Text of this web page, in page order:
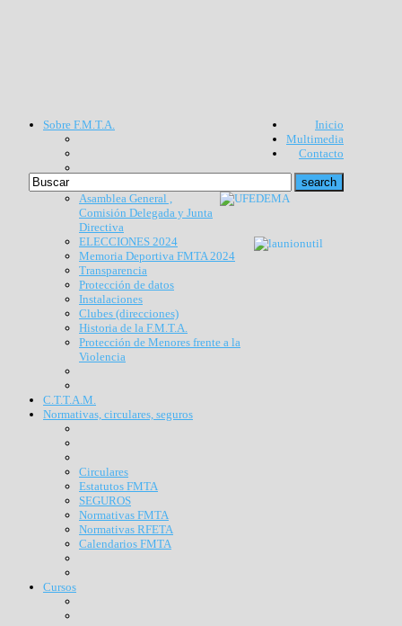
Inicio
Multimedia
Contacto
Sobre F.M.T.A.
Asamblea General ,
Comisión Delegada y Junta
Directiva
ELECCIONES 2024
Memoria Deportiva FMTA 2024
Transparencia
Protección de datos
Instalaciones
Clubes (direcciones)
Historia de la F.M.T.A.
Protección de Menores frente a la
Violencia
C.T.T.A.M.
Normativas, circulares, seguros
Circulares
Estatutos FMTA
SEGUROS
Normativas FMTA
Normativas RFETA
Calendarios FMTA
Cursos